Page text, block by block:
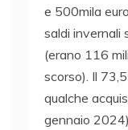
e 500mila
saldi invernali
(erano 116
scorso). Il
qualche
gennaio